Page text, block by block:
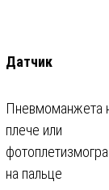
Датчик
Пневмоманжета
плече или
на пальце